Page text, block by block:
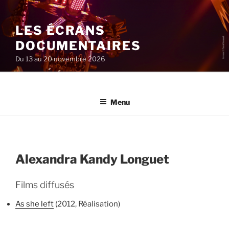
au
contenu
principal
LES ÉCRANS
DOCUMENTAIRES
Du 13 au 20 novembre 2026
Menu
Alexandra Kandy Longuet
Films diffusés
As she left (2012, Réalisation)